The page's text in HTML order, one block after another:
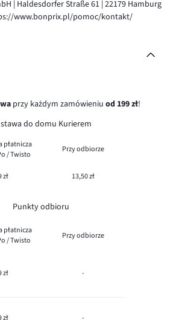
| Haldesdorfer Straße 61 | 22179 Hamburg
www.bonprix.pl/pomoc/kontakt/
przy każdym zamówieniu od 199 zł!
do domu Kurierem
płatnicza
/ Twisto
Przy odbiorze
zł 13,50 zł
Punkty odbioru
płatnicza
/ Twisto
Przy odbiorze
zł -
zł -